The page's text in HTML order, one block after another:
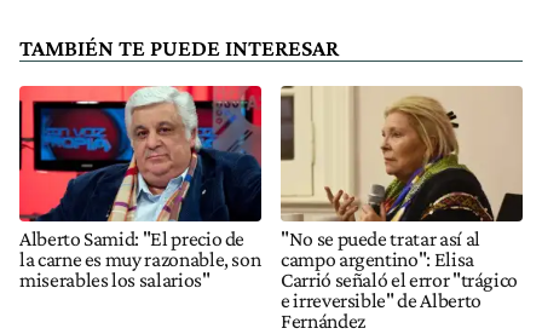
TAMBIÉN TE PUEDE INTERESAR
Alberto Samid: "El precio de
la carne es muy razonable, son
miserables los salarios"
"No se puede tratar así al
campo argentino": Elisa
Carrió señaló el error "trágico
e irreversible" de Alberto
Fernández